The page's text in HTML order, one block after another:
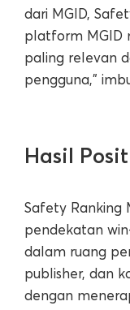
dari MGID,
platform MGID
paling relevan
pengguna,”
Hasil
Safety Ranking
pendekatan
dalam ruang
publisher, dan
dengan